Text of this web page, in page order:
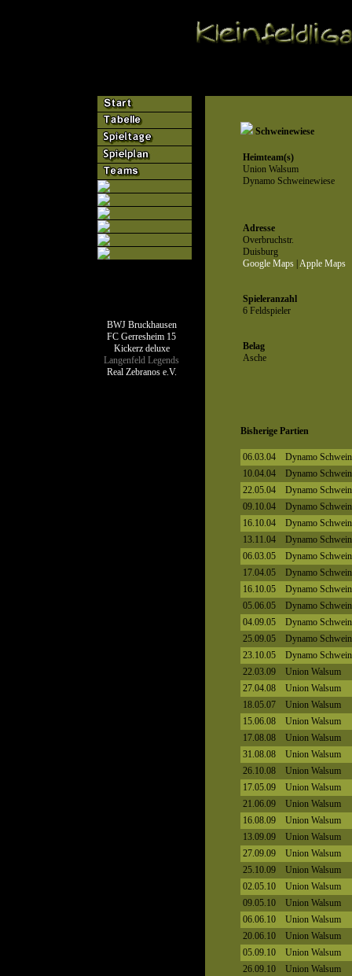
BWJ Bruckhausen
FC Gerresheim 15
Kickerz deluxe
Langenfeld Legends
Real Zebranos e.V.
Schweinewiese
Heimteam(s)
Union Walsum
Dynamo Schweinewiese
Adresse
Overbruchstr.
Duisburg
Google Maps| Apple Maps
Spieleranzahl
6 Feldspieler
Belag
Asche
Bisherige Partien
06.03.04
Dynamo
10.04.04
Dynamo
22.05.04
Dynamo
09.10.04
Dynamo
16.10.04
Dynamo
13.11.04
Dynamo
06.03.05
Dynamo
17.04.05
Dynamo
16.10.05
Dynamo
05.06.05
Dynamo
04.09.05
Dynamo
25.09.05
Dynamo
23.10.05
Dynamo
22.03.09
Union Walsum
27.04.08
Union Walsum
18.05.07
Union Walsum
15.06.08
Union Walsum
17.08.08
Union Walsum
31.08.08
Union Walsum
26.10.08
Union Walsum
17.05.09
Union Walsum
21.06.09
Union Walsum
16.08.09
Union Walsum
13.09.09
Union Walsum
27.09.09
Union Walsum
25.10.09
Union Walsum
02.05.10
Union Walsum
09.05.10
Union Walsum
06.06.10
Union Walsum
20.06.10
Union Walsum
05.09.10
Union Walsum
26.09.10
Union Walsum